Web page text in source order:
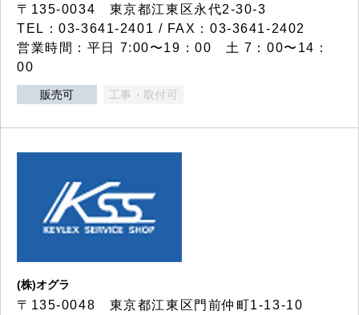
〒135-0034 東京都江東区永代2-30-3
TEL：03-3641-2401 / FAX：03-3641-2402
営業時間：平日 7:00〜19：00 土 7：00〜14：
00
販売可 工事・取付可
(株)オグラ
〒135-0048 東京都江東区門前仲町1-13-10